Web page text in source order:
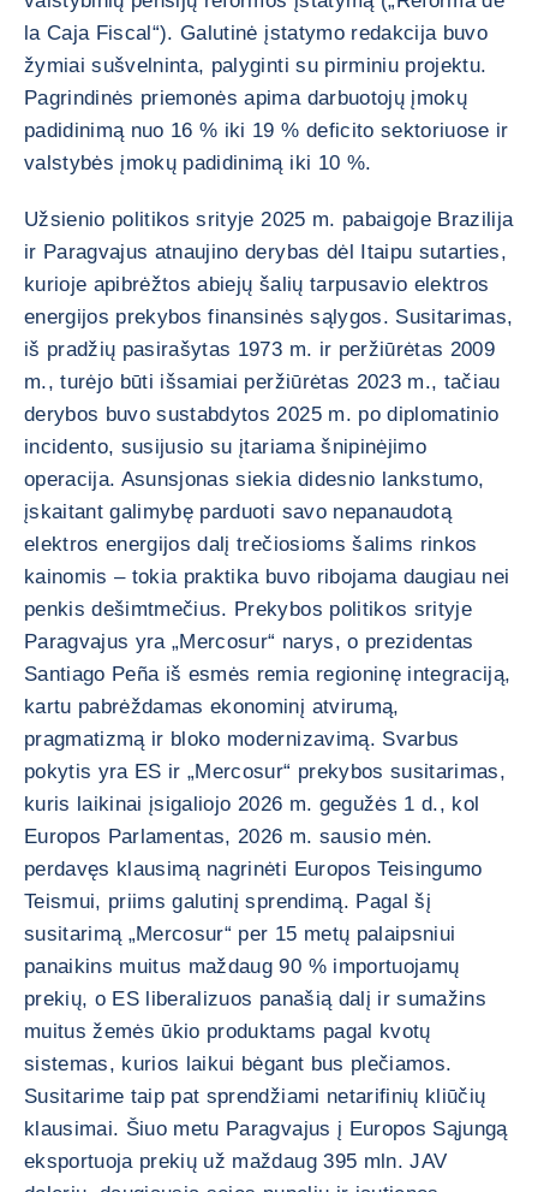
la Caja Fiscal“). Galutinė įstatymo redakcija buvo
žymiai sušvelninta, palyginti su pirminiu projektu.
Pagrindinės priemonės apima darbuotojų įmokų
padidinimą nuo 16 % iki 19 % deficito sektoriuose ir
valstybės įmokų padidinimą iki 10 %.
Užsienio politikos srityje 2025 m. pabaigoje Brazilija
ir Paragvajus atnaujino derybas dėl Itaipu sutarties,
kurioje apibrėžtos abiejų šalių tarpusavio elektros
energijos prekybos finansinės sąlygos. Susitarimas,
iš pradžių pasirašytas 1973 m. ir peržiūrėtas 2009
m., turėjo būti išsamiai peržiūrėtas 2023 m., tačiau
derybos buvo sustabdytos 2025 m. po diplomatinio
incidento, susijusio su įtariama šnipinėjimo
operacija. Asunsjonas siekia didesnio lankstumo,
įskaitant galimybę parduoti savo nepanaudotą
elektros energijos dalį trečiosioms šalims rinkos
kainomis – tokia praktika buvo ribojama daugiau nei
penkis dešimtmečius. Prekybos politikos srityje
Paragvajus yra „Mercosur“ narys, o prezidentas
Santiago Peña iš esmės remia regioninę integraciją,
kartu pabrėždamas ekonominį atvirumą,
pragmatizmą ir bloko modernizavimą. Svarbus
pokytis yra ES ir „Mercosur“ prekybos susitarimas,
kuris laikinai įsigaliojo 2026 m. gegužės 1 d., kol
Europos Parlamentas, 2026 m. sausio mėn.
perdavęs klausimą nagrinėti Europos Teisingumo
Teismui, priims galutinį sprendimą. Pagal šį
susitarimą „Mercosur“ per 15 metų palaipsniui
panaikins muitus maždaug 90 % importuojamų
prekių, o ES liberalizuos panašią dalį ir sumažins
muitus žemės ūkio produktams pagal kvotų
sistemas, kurios laikui bėgant bus plečiamos.
Susitarime taip pat sprendžiami netarifinių kliūčių
klausimai. Šiuo metu Paragvajus į Europos Sąjungą
eksportuoja prekių už maždaug 395 mln. JAV